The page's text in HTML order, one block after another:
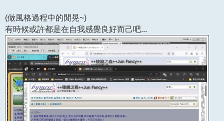
(做風格過程中的閒晃~)
有時候或許都是在自我感覺良好而己吧...